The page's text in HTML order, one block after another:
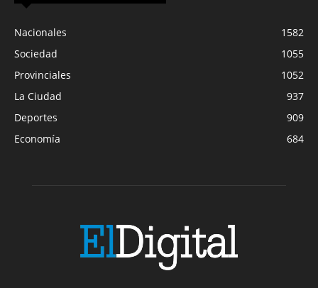
Nacionales
1582
Sociedad
1055
Provinciales
1052
La Ciudad
937
Deportes
909
Economía
684